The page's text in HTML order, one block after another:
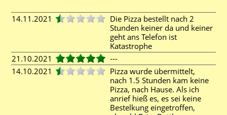
14.11.2021
Die Pizza bestellt nach 2
Stunden keiner da und keiner
geht ans Telefon ist
Katastrophe
21.10.2021
---
14.10.2021
Pizza wurde übermittelt,
nach 1.5 Stunden kam keine
Pizza, nach Hause. Als ich
anrief hieß es, es sei keine
Bestelkung eingetroffen,